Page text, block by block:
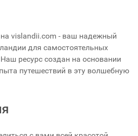
vislandii.com - ваш надежный
для самостоятельных
ресурс создан на основании
путешествий в эту волшебную